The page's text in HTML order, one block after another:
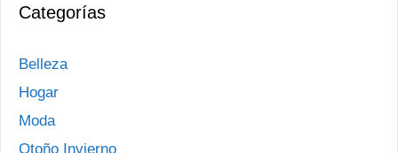
Categorías
Belleza
Hogar
Moda
Otoño Invierno